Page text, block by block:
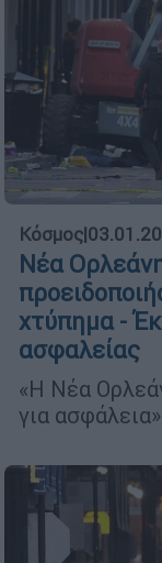
Κόσμος|
Νέα
χτύπημα -
ασφαλείας
«Η Νέα
για ασφάλεια»